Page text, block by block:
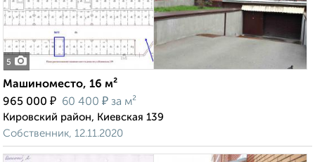
5
Машиноместо, 16 м²
965 000 ₽ 60 400 ₽ за м²
Кировский район, Киевская 139
Собственник, 12.11.2020